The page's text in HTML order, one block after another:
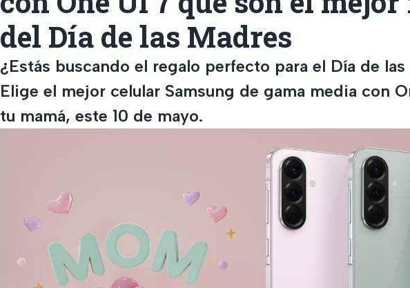
del Día de las Madres
¿Estás buscando el regalo perfecto para el Día de las
Elige el mejor celular Samsung de gama media con
tu mamá, este 10 de mayo.